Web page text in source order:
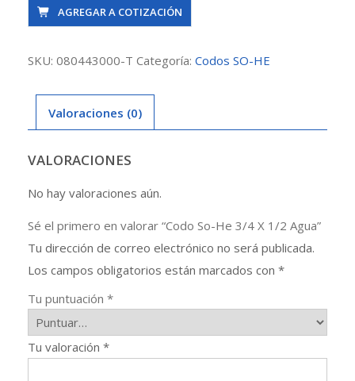
He
X
Agua
cantidad
AGREGAR A COTIZACIÓN
SKU: 080443000-T Categoría: Codos SO-HE
Valoraciones (0)
VALORACIONES
No hay valoraciones aún.
Sé el primero en valorar “Codo So-He 3/4 X 1/2 Agua”
Tu dirección de correo electrónico no será publicada.
Los campos obligatorios están marcados con *
Tu puntuación *
Tu valoración *